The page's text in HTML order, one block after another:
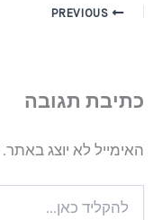
כתיבת תגובה
האימייל לא יוצג באתר.
כאן...